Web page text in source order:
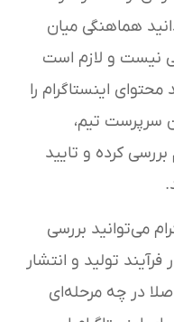
هماهنگی میان
نیست و لازم است
اینستاگرام را
سرپرست تیم،
کرده و تایید
می‌توانید بررسی
تولید و انتشار
در چه مرحله‌ای